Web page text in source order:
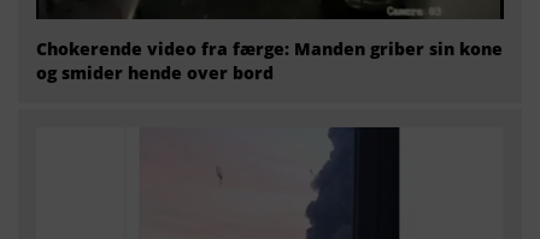
Chokerende video fra færge: Manden griber sin kone
og smider hende over bord